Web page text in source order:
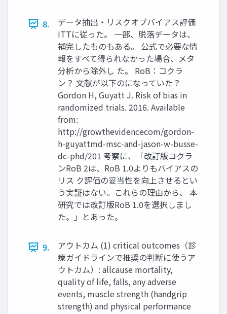
8.
データ抽出・リスクオブバイアス評価
ITTに従った。 一部、脱落データは、
補完したものもある。 公式で必要な情
報をすべて得られなかった場合、メタ
分析から除外し た。 RoB：コクラ
ン？ 文献が以下のになっていた？
Gordon H, Guyatt J. Risk of bias in
randomized trials. 2016. Available
from:
http://growthevidencecom/gordon-
h-guyattmd-msc-and-jason-w-busse-
dc-phd/201 考察に、「改訂版コクラ
ンRoB 2は、RoB 1.0よりもバイアスの
リス ク評価の妥当性を向上させるとい
う実証はない。これらの理由から、 本
研究では改訂版RoB 1.0を選択しまし
た。」とあった。
9.
アウトカム (1) critical outcomes（診
療ガイドラインで推奨の判断に使うア
ウトカム）: allcause mortality,
quality of life, falls, any adverse
events, muscle strength (handgrip
strength) and physical performance